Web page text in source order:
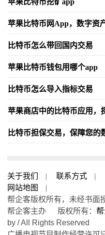
苹果比特币网App，数字资
比特币怎么带回国内交易
苹果比特币钱包用哪个app
比特币怎么导入指标交易
苹果商店中的比特币应用，
比特币担保交易，保障您的
关于我们 | 联系方式 |
网站地图
|
帮企客版权所有，未经书面
帮企客主办 版权所有：
by / All Rights Reserved